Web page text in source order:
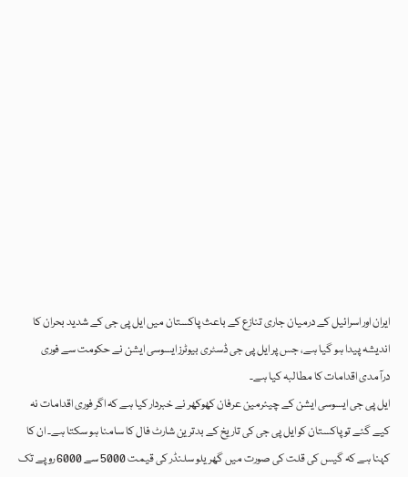
ایران اور اسرائیل کے درمیان جاری تنازع کے باعث پاکستان میں ایل پی جی کے شدید بحران کا
اندیشہ پیدا ہو گیا ہے، جس پر ایل پی جی ڈسٹری بیوٹرز ایسوسی ایشن نے حکومت سے فوری
درآمدی اقدامات کا مطالبہ کیا ہے۔
ایل پی جی ایسوسی ایشن کے چیئرمین عرفان کھوکھر نے خبردار کیا ہے کہ اگر فوری اقدامات نہ
کیے گئے تو پاکستان کو ایل پی جی کی تاریخ کے بدترین شارٹ فال کا سامنا ہو سکتا ہے۔ ان کا
کہنا ہے کہ گیس کی قلت کی صورت میں گھریلو سلنڈر کی قیمت 5000 سے 6000 روپے تک